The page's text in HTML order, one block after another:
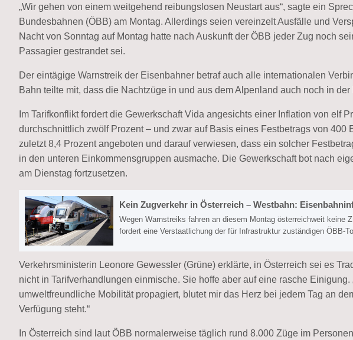
„Wir gehen von einem weitgehend reibungslosen Neustart aus“, sagte ein
Bundesbahnen (ÖBB) am Montag. Allerdings seien vereinzelt Ausfälle und
Nacht von Sonntag auf Montag hatte nach Auskunft der ÖBB jeder Zug noch
Passagier gestrandet sei.
Der eintägige Warnstreik der Eisenbahner betraf auch alle internationalen
Bahn teilte mit, dass die Nachtzüge in und aus dem Alpenland auch noch in
Im Tarifkonflikt fordert die Gewerkschaft Vida angesichts einer Inflation von elf
durchschnittlich zwölf Prozent – und zwar auf Basis eines Festbetrags von 400
zuletzt 8,4 Prozent angeboten und darauf verwiesen, dass ein solcher
in den unteren Einkommensgruppen ausmache. Die Gewerkschaft bot nach
am Dienstag fortzusetzen.
Kein Zugverkehr in Österreich – Westbahn:
Wegen Warnstreiks fahren an diesem Montag österreichweit keine
fordert eine Verstaatlichung der für Infrastruktur zuständigen ÖBB-
Verkehrsministerin Leonore Gewessler (Grüne) erklärte, in Österreich sei es
nicht in Tarifverhandlungen einmische. Sie hoffe aber auf eine rasche
umweltfreundliche Mobilität propagiert, blutet mir das Herz bei jedem Tag an
Verfügung steht.“
In Österreich sind laut ÖBB normalerweise täglich rund 8.000 Züge im